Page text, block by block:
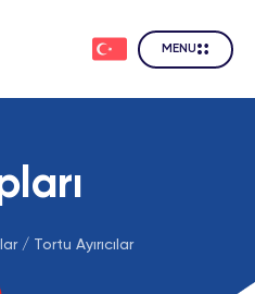
MENU
/ Tortu Ayırıcılar